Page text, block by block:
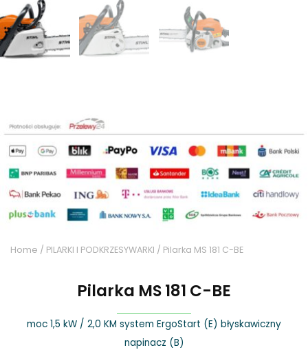
Home / PILARKI I PODKRZESYWARKI / Pilarka MS 181 C-BE
Pilarka MS 181 C-BE
moc 1,5 kW / 2,0 KM system ErgoStart (E) błyskawiczny
napinacz (B)